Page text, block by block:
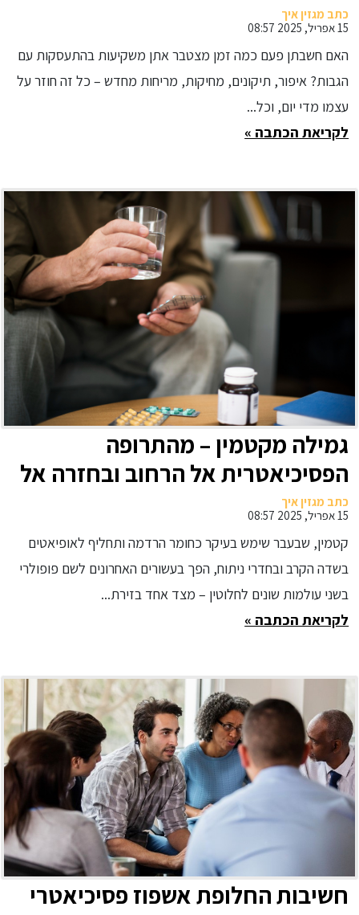
כתב מגזין איך
15 אפריל, 2025 08:57
האם חשבתן פעם כמה זמן מצטבר אתן משקיעות בהתעסקות עם
הגבות? איפור, תיקונים, מחיקות, מריחות מחדש – כל זה חוזר על
עצמו מדי יום, וכל...
לקריאת הכתבה »
גמילה מקטמין – מהתרופה
הפסיכיאטרית אל הרחוב ובחזרה אל
הרפואה המודרנית
כתב מגזין איך
15 אפריל, 2025 08:57
קטמין, שבעבר שימש בעיקר כחומר הרדמה ותחליף לאופיאטים
בשדה הקרב ובחדרי ניתוח, הפך בעשורים האחרונים לשם פופולרי
בשני עולמות שונים לחלוטין – מצד אחד בזירת...
לקריאת הכתבה »
חשיבות החלופת אשפוז פסיכיאטרי